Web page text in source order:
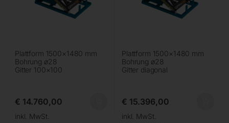
Plattform 1500×1480 mm
Bohrung ø28
Gitter 100×100
€ 14.760,00
inkl. MwSt.
Plattform 1500×1480 mm
Bohrung ø28
Gitter diagonal
€ 15.396,00
inkl. MwSt.